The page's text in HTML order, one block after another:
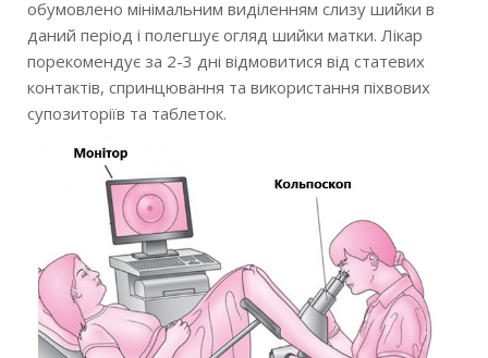
обумовлено мінімальним виділенням слизу шийки в
даний період і полегшує огляд шийки матки. Лікар
порекомендує за 2-3 дні відмовитися від статевих
контактів, спринцювання та використання піхвових
супозиторіїв та таблеток.